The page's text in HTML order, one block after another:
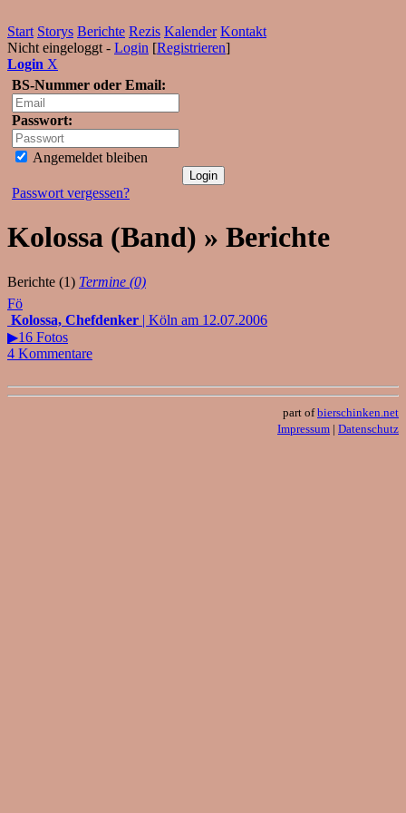
Start Storys Berichte Rezis Kalender Kontakt
Nicht eingeloggt - Login [Registrieren]
Login X
BS-Nummer oder Email:
Passwort:
Angemeldet bleiben
Passwort vergessen?
Kolossa (Band) » Berichte
Berichte (1) Termine (0)
Fö
Kolossa, Chefdenker | Köln am 12.07.2006
▶16 Fotos
4 Kommentare
part ofbierschinken.net
Impressum | Datenschutz